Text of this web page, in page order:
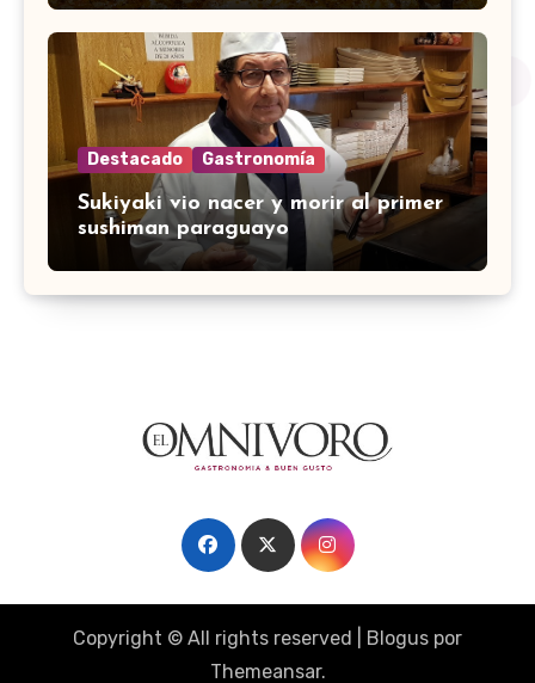
Destacado Gastronomía
Sukiyaki vio nacer y morir al primer
sushiman paraguayo
Copyright © All rights reserved Blogus por
Themeansar.